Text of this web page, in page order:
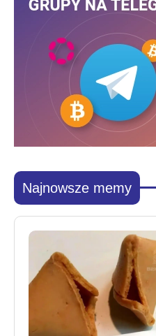
Najnowsze memy